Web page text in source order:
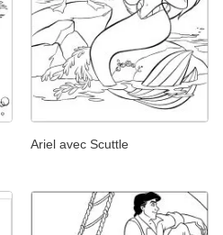
Ariel avec Scuttle